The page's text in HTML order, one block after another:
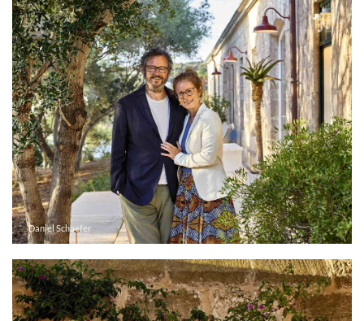
Daniel Schaefer